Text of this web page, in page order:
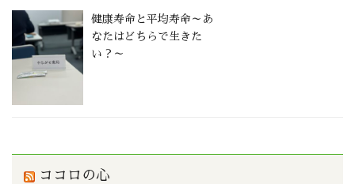
健康寿命と平均寿命～あ
なたはどちらで生きた
い？～
ココロの心